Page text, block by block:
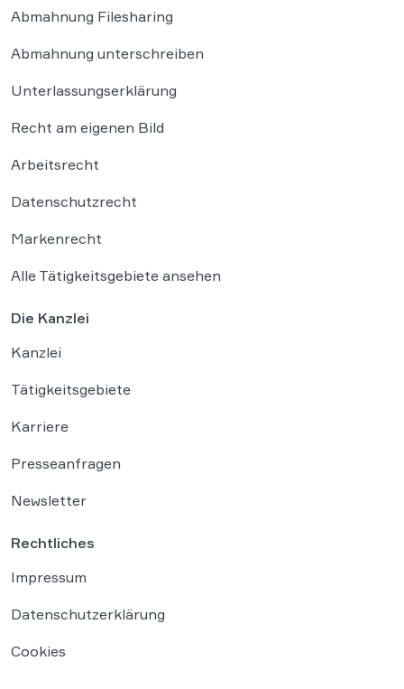
Abmahnung Filesharing
Abmahnung unterschreiben
Unterlassungserklärung
Recht am eigenen Bild
Arbeitsrecht
Datenschutzrecht
Markenrecht
Alle Tätigkeitsgebiete ansehen
Die Kanzlei
Kanzlei
Tätigkeitsgebiete
Karriere
Presseanfragen
Newsletter
Rechtliches
Impressum
Datenschutzerklärung
Cookies